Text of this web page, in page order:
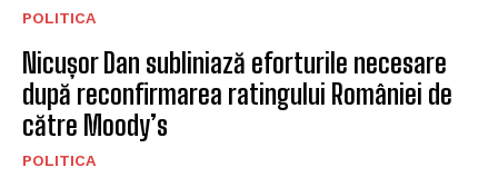
POLITICA
Nicușor Dan subliniază eforturile necesare
după reconfirmarea ratingului României de
către Moody’s
POLITICA